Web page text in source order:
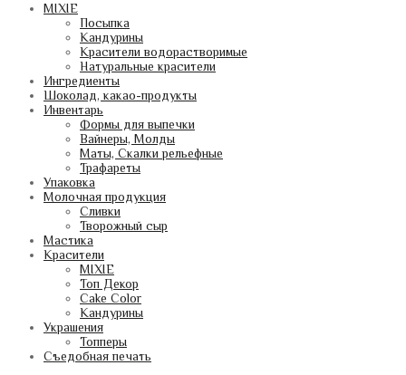
MIXIE
Посыпка
Кандурины
Красители водорастворимые
Натуральные красители
Ингредиенты
Шоколад, какао-продукты
Инвентарь
Формы для выпечки
Вайнеры, Молды
Маты, Скалки рельефные
Трафареты
Упаковка
Молочная продукция
Сливки
Творожный сыр
Мастика
Красители
MIXIE
Топ Декор
Cake Color
Кандурины
Украшения
Топперы
Съедобная печать